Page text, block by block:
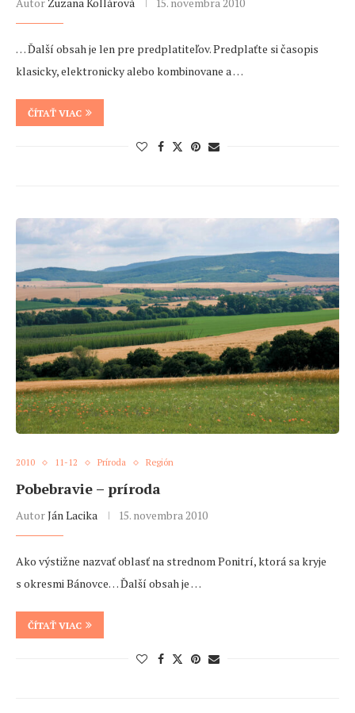
… Ďalší obsah je len pre predplatiteľov. Predplaťte si časopis
klasicky, elektronicky alebo kombinovane a …
ČÍTAŤ VIAC
2010 11-12 Príroda Región
Pobebravie – príroda
AutorJán Lacika 15. novembra 2010
Ako výstižne nazvať oblasť na strednom Ponitrí, ktorá sa kryje
s okresmi Bánovce… Ďalší obsah je …
ČÍTAŤ VIAC